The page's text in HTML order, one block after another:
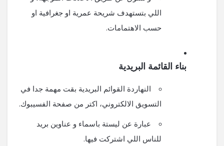
اللي بتستهدف شريحة عمرية او جغرافية او
حسب الاهتمامات.
بناء القائمة البريدية
النهاردة القوائم البريدية بقت مهمة جدا في
التسويق الالكتروني، اكتر من صفحة الفسيبوك.
عبارة عن ليستة باسماء و عناوين بريد
للناس اللي اشتركت فيها.